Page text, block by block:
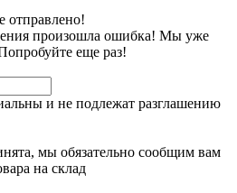
отправлено!
произошла ошибка! Мы уже
еще раз!
и не подлежат разглашению
мы обязательно сообщим вам
на склад